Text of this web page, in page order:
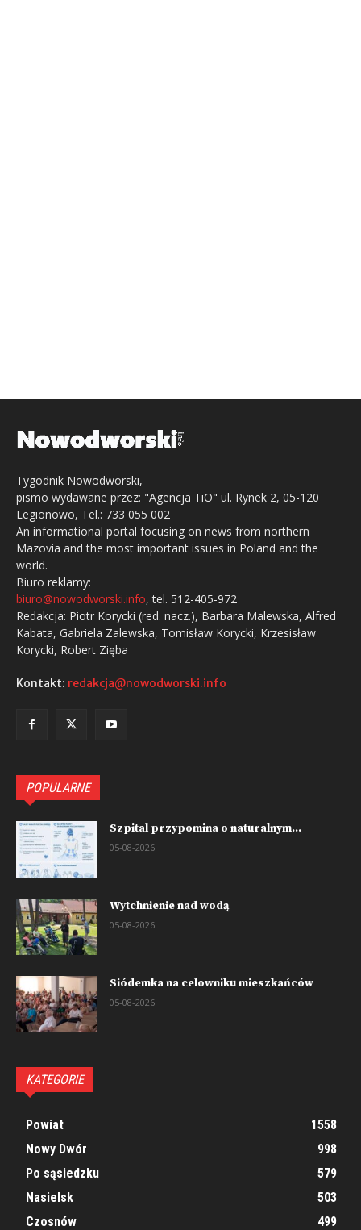
Tygodnik Nowodworski,
pismo wydawane przez: "Agencja TiO" ul. Rynek 2, 05-120
Legionowo, Tel.: 733 055 002
An informational portal focusing on news from northern
Mazovia and the most important issues in Poland and the
world.
Biuro reklamy:
biuro@nowodworski.info, tel. 512-405-972
Redakcja: Piotr Korycki (red. nacz.), Barbara Malewska, Alfred
Kabata, Gabriela Zalewska, Tomisław Korycki, Krzesisław
Korycki, Robert Zięba
Kontakt: redakcja@nowodworski.info
POPULARNE
Szpital przypomina o naturalnym...
05-08-2026
Wytchnienie nad wodą
05-08-2026
Siódemka na celowniku mieszkańców
05-08-2026
KATEGORIE
Powiat
1558
Nowy Dwór
998
Po sąsiedzku
579
Nasielsk
503
Czosnów
499